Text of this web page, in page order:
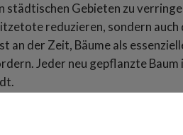
städtischen Gebieten zu
reduzieren, sondern auch
an der Zeit, Bäume als
Jeder neu gepflanzte Baum